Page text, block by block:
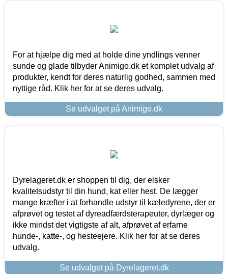
For at hjælpe dig med at holde dine yndlings venner
sunde og glade tilbyder Animigo.dk et komplet udvalg af
produkter, kendt for deres naturlig godhed, sammen med
nyttige råd. Klik her for at se deres udvalg.
Se udvalget på Animigo.dk
Dyrelageret.dk er shoppen til dig, der elsker
kvalitetsudstyr til din hund, kat eller hest. De lægger
mange kræfter i at forhandle udstyr til kæledyrene, der er
afprøvet og testet af dyreadfærdsterapeuter, dyrlæger og
ikke mindst det vigtigste af alt, afprøvet af erfarne
hunde-, katte-, og hesteejere. Klik her for at se deres
udvalg.
Se udvalget på Dyrelageret.dk